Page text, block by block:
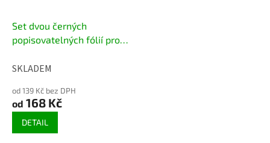
Set dvou černých
popisovatelných fólií pro
SKLADEM
od 139 Kč bez DPH
od 168 Kč
DETAIL